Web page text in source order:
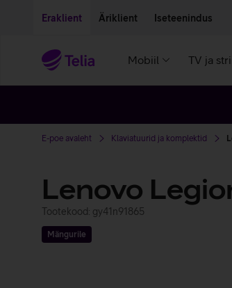
Eraklient Äriklient Iseteenindus
Mobiil TV ja
E-poe avaleht Klaviatuurid ja komplektid
Lenovo
Tootekood: gy41n91865
Mängurile